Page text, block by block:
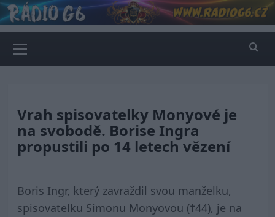
Skip
to
content
Menu
Vrah spisovatelky Monyové je
na svobodě. Borise Ingra
propustili po 14 letech vězení
Boris Ingr, který zavraždil svou manželku,
spisovatelku Simonu Monyovou (†44), je na